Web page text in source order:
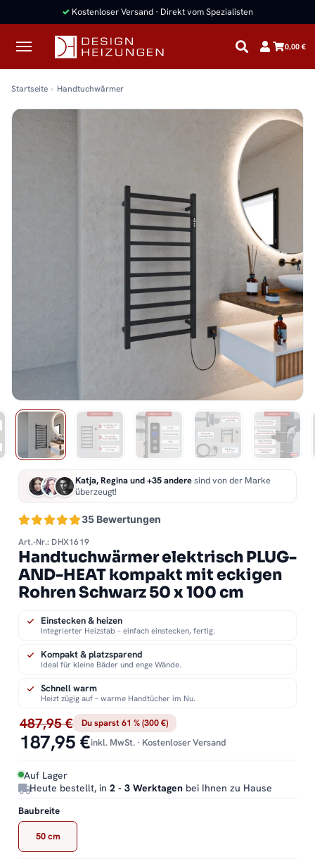
✓ Kostenloser Versand · Direkt vom Spezialisten
0,00 €
Startseite Handtuchwärmer
35 Bewertungen
Katja, Regina und +35 anderesind von der Marke
überzeugt!
Art.-Nr.: DHX1619
Handtuchwärmer elektrisch PLUG-
AND-HEAT kompakt mit eckigen
Rohren Schwarz 50 x 100 cm
487,95 € Du sparst 61 % (300 €)
187,95 €inkl. MwSt. · Kostenloser Versand
Auf Lager
Heute bestellt, in 2 - 3 Werktagen bei Ihnen zu Hause
Einstecken & heizen
Integrierter Heizstab – einfach einstecken, fertig.
Kompakt & platzsparend
Ideal für kleine Bäder und enge Wände.
Schnell warm
Heizt zügig auf – warme Handtücher im Nu.
Baubreite
50 cm